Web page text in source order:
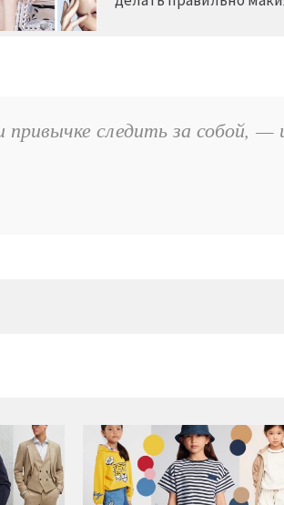
следить за собой, —